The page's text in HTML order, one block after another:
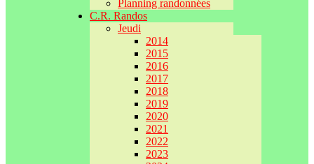
Planning randonnées
C.R. Randos
Jeudi
2014
2015
2016
2017
2018
2019
2020
2021
2022
2023